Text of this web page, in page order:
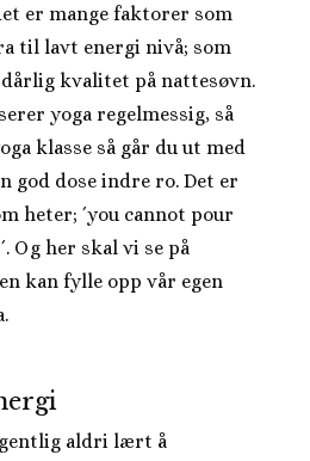
er mange faktorer som
til lavt energi nivå; som
kvalitet på nattesøvn.
yoga regelmessig, så
klasse så går du ut med
god dose indre ro. Det er
heter; ´you cannot pour
Og her skal vi se på
kan fylle opp vår egen
aldri lært å